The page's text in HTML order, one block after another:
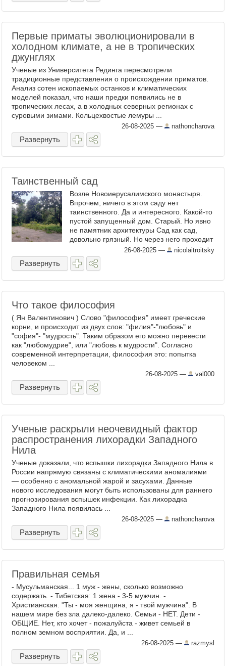
Первые приматы эволюционировали в
холодном климате, а не в тропических
джунглях
Ученые из Университета Рединга пересмотрели
традиционные представления о происхождении приматов.
Анализ сотен ископаемых останков и климатических
моделей показал, что наши предки появились не в
тропических лесах, а в холодных северных регионах с
суровыми зимами. Кольцехвостые лемуры ...
26-08-2025 — nathoncharova
Развернуть
Таинственный сад
Возле Новоиерусалимского монастыря.
Впрочем, ничего в этом саду нет
таинственного. Да и интересного. Какой-то
пустой запущенный дом. Старый. Но явно
не памятник архитектуры Сад как сад,
довольно грязный. Но через него проходит
кратчайший путь к монастырю ...
26-08-2025 — nicolaitroitsky
Развернуть
Что такое философия
( Ян Валентинович ) Слово "философия" имеет греческие
корни, и происходит из двух слов: "филия"-"любовь" и
"софия"- "мудрость". Таким образом его можно перевести
как "любомудрие", или "любовь к мудрости". Согласно
современной интерпретации, философия это: попытка
человеком ...
26-08-2025 — val000
Развернуть
Ученые раскрыли неочевидный фактор
распространения лихорадки Западного
Нила
Ученые доказали, что вспышки лихорадки Западного Нила в
России напрямую связаны с климатическими аномалиями
— особенно с аномальной жарой и засухами. Данные
нового исследования могут быть использованы для раннего
прогнозирования вспышек инфекции. Как лихорадка
Западного Нила появилась ...
26-08-2025 — nathoncharova
Развернуть
Правильная семья
- Мусульманская... 1 муж - жены, сколько возможно
содержать. - Тибетская: 1 жена - 3-5 мужчин. -
Христианская. "Ты - моя женщина, я - твой мужчина". В
нашем мире без зла далеко-далеко. Семьи - НЕТ. Дети -
ОБЩИЕ. Нет, кто хочет - пожалуйста - живет семьей в
полном земном восприятии. Да, и ...
26-08-2025 — razmysl
Развернуть